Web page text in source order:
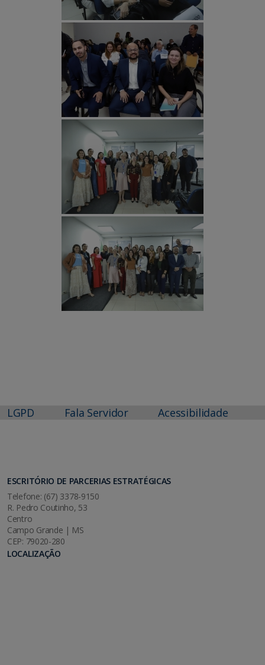
LGPD Fala Servidor Acessibilidade
ESCRITÓRIO DE PARCERIAS ESTRATÉGICAS
Telefone: (67) 3378-9150
R. Pedro Coutinho, 53
Centro
Campo Grande | MS
CEP: 79020-280
LOCALIZAÇÃO